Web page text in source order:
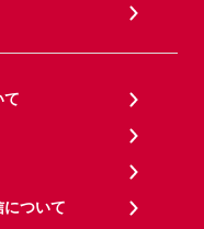
て
ついて